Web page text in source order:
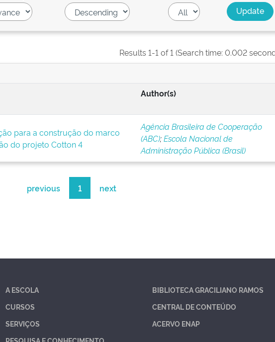
Results 1-1 of 1 (Search time: 0.002
Author(s)
para a construção do marco
do projeto Cotton 4
Agência Brasileira de Cooperação
(ABC);Escola Nacional de
Administração Pública (Brasil)
previous 1 next
A ESCOLA
CURSOS
SERVIÇOS
BIBLIOTECA GRACILIANO RAMOS
CENTRAL DE CONTEÚDO
ACERVO ENAP